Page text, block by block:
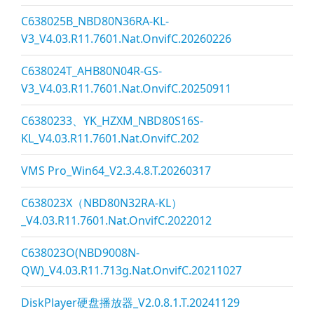
C638025B_NBD80N36RA-KL-
V3_V4.03.R11.7601.Nat.OnvifC.20260226
C638024T_AHB80N04R-GS-
V3_V4.03.R11.7601.Nat.OnvifC.20250911
C6380233、YK_HZXM_NBD80S16S-
KL_V4.03.R11.7601.Nat.OnvifC.202
VMS Pro_Win64_V2.3.4.8.T.20260317
C638023X（NBD80N32RA-KL）
_V4.03.R11.7601.Nat.OnvifC.2022012
C638023O(NBD9008N-
QW)_V4.03.R11.713g.Nat.OnvifC.20211027
DiskPlayer硬盘播放器_V2.0.8.1.T.20241129